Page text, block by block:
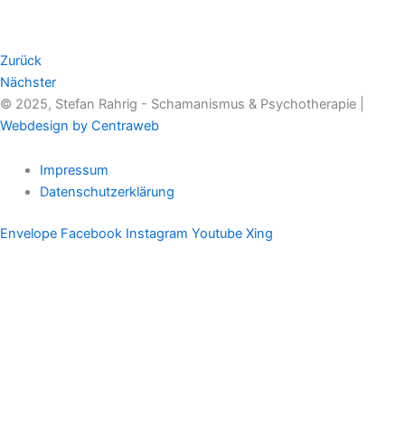
Zurück
Nächster
© 2025, Stefan Rahrig - Schamanismus & Psychotherapie |
Webdesign by Centraweb
Impressum
Datenschutzerklärung
Envelope Facebook Instagram Youtube Xing